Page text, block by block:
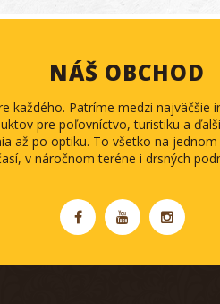
NÁŠ OBCHOD
každého. Patríme medzi
pre poľovníctvo, turistiku a
až po optiku. To všetko na
v náročnom teréne i drsných